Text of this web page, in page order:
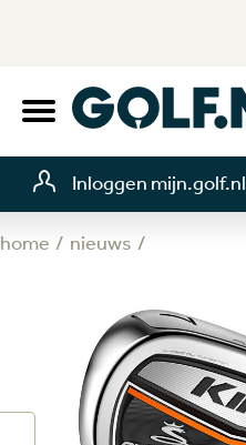
Inloggen mijn.golf.nl
home nieuws